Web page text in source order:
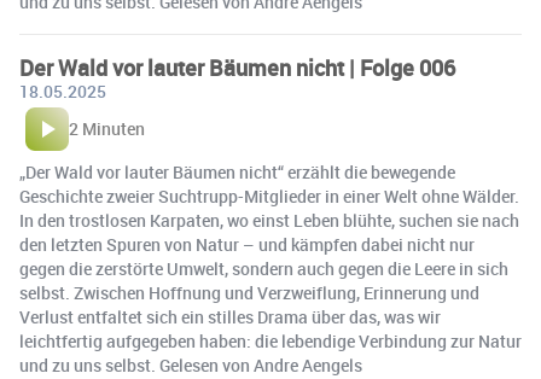
Der Wald vor lauter Bäumen nicht | Folge 006
18.05.2025
2 Minuten
„Der Wald vor lauter Bäumen nicht“ erzählt die bewegende
Geschichte zweier Suchtrupp-Mitglieder in einer Welt ohne Wälder.
In den trostlosen Karpaten, wo einst Leben blühte, suchen sie nach
den letzten Spuren von Natur – und kämpfen dabei nicht nur
gegen die zerstörte Umwelt, sondern auch gegen die Leere in sich
selbst. Zwischen Hoffnung und Verzweiflung, Erinnerung und
Verlust entfaltet sich ein stilles Drama über das, was wir
leichtfertig aufgegeben haben: die lebendige Verbindung zur Natur
und zu uns selbst. Gelesen von Andre Aengels